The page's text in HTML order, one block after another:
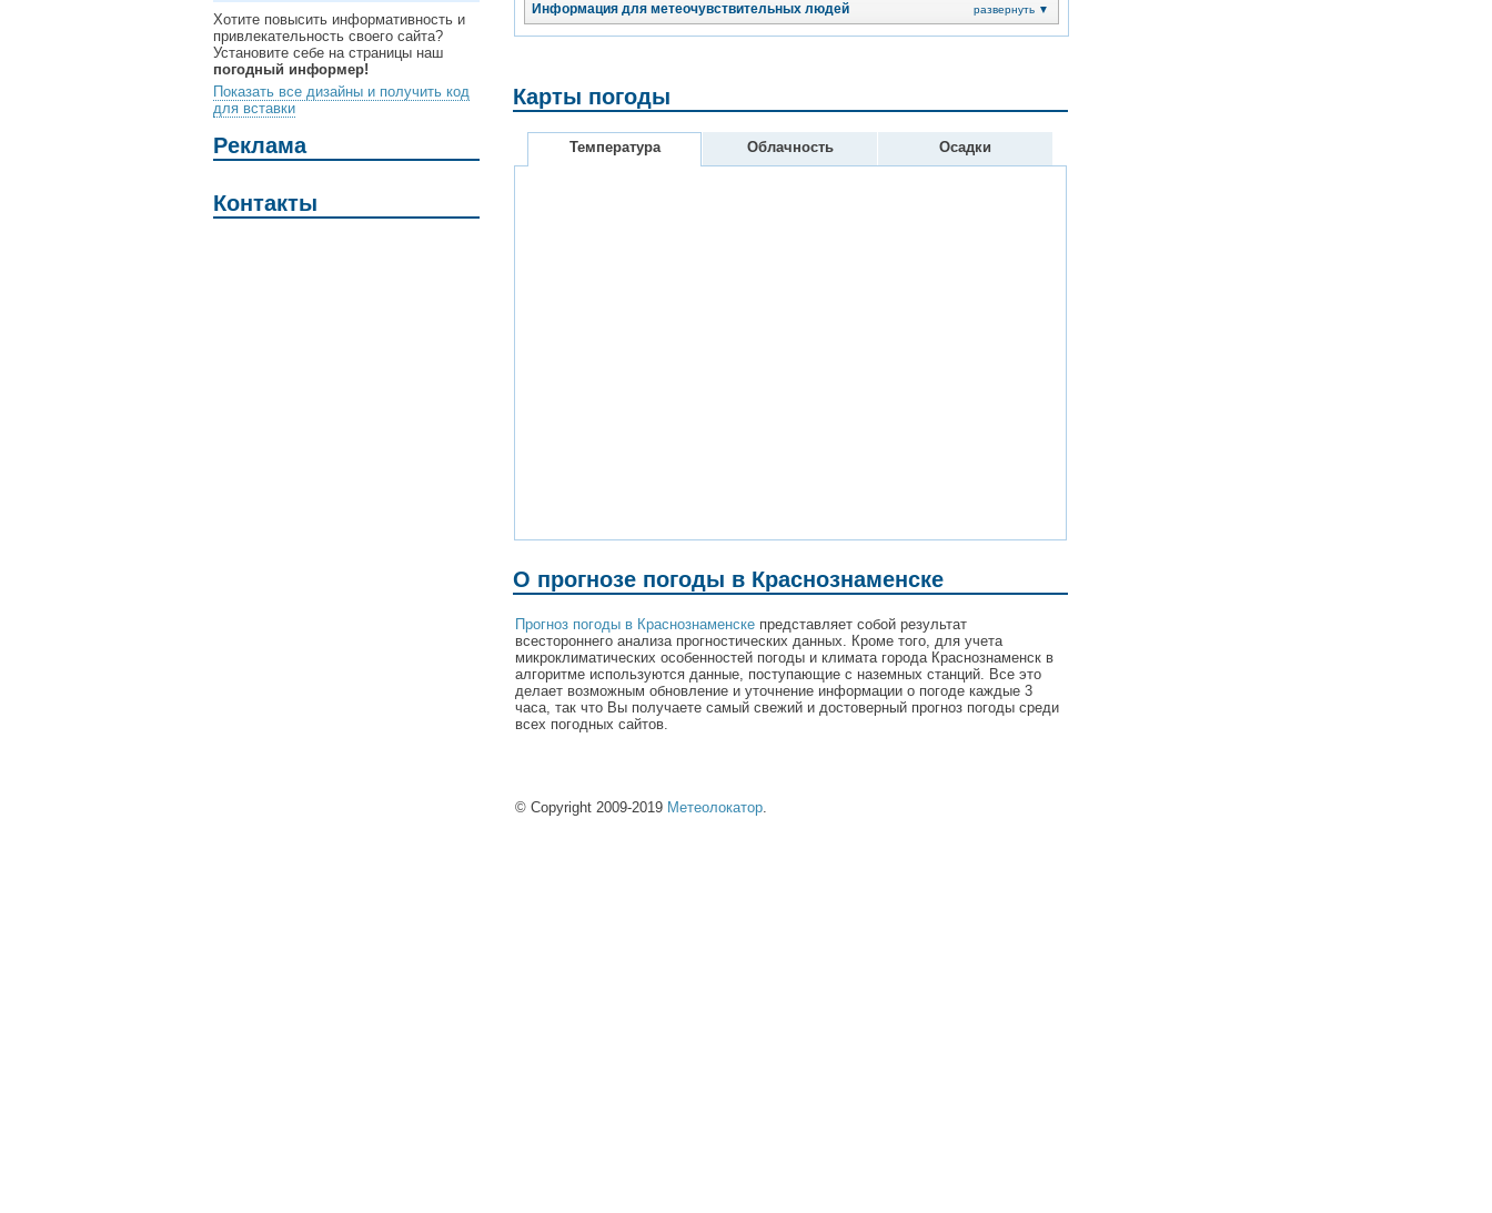
Хотите повысить информативность и
привлекательность своего сайта?
Установите себе на страницы наш
погодный информер!
Показать все дизайны и получить код
для вставки
Реклама
Контакты
Информация для метеочувствительных людей развернуть ▼
Карты погоды
Температура Облачность Осадки
О прогнозе погоды в Краснознаменске
Прогноз погоды в Краснознаменске представляет собой результат
всестороннего анализа прогностических данных. Кроме того, для учета
микроклиматических особенностей погоды и климата города Краснознаменск в
алгоритме используются данные, поступающие с наземных станций. Все это
делает возможным обновление и уточнение информации о погоде каждые 3
часа, так что Вы получаете самый свежий и достоверный прогноз погоды среди
всех погодных сайтов.
© Copyright 2009-2019 Метеолокатор